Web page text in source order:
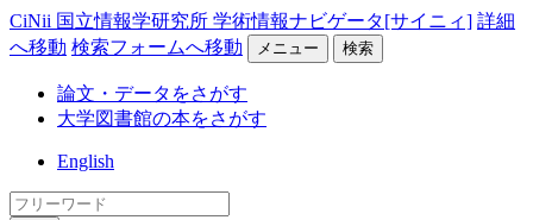
CiNii 国立情報学研究所 学術情報ナビゲータ[サイニィ] 詳細
へ移動 検索フォームへ移動 メニュー 検索
論文・データをさがす
大学図書館の本をさがす
English